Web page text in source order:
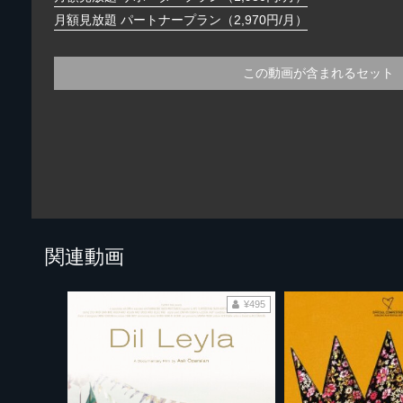
月額見放題 パートナープラン（2,970円/月）
この動画が含まれるセット
関連動画
¥495